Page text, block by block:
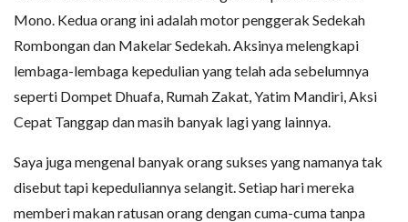
Mono. Kedua orang ini adalah motor penggerak Sedekah
Rombongan dan Makelar Sedekah. Aksinya melengkapi
lembaga-lembaga kepedulian yang telah ada sebelumnya
seperti Dompet Dhuafa, Rumah Zakat, Yatim Mandiri, Aksi
Cepat Tanggap dan masih banyak lagi yang lainnya.
Saya juga mengenal banyak orang sukses yang namanya tak
disebut tapi kepeduliannya selangit. Setiap hari mereka
memberi makan ratusan orang dengan cuma-cuma tanpa